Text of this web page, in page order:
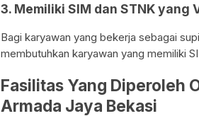
3. Memiliki SIM dan STNK yang
Bagi karyawan yang bekerja sebagai
membutuhkan karyawan yang memiliki
Fasilitas Yang Diperoleh
Armada Jaya Bekasi